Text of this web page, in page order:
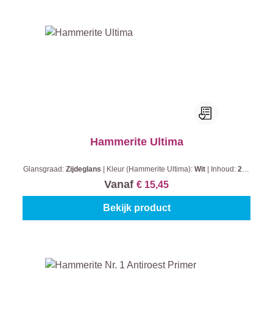
Hammerite Ultima
Glansgraad: Zijdeglans Kleur (Hammerite Ultima): Wit Inhoud: 250
Vanaf € 15,45
Bekijk product